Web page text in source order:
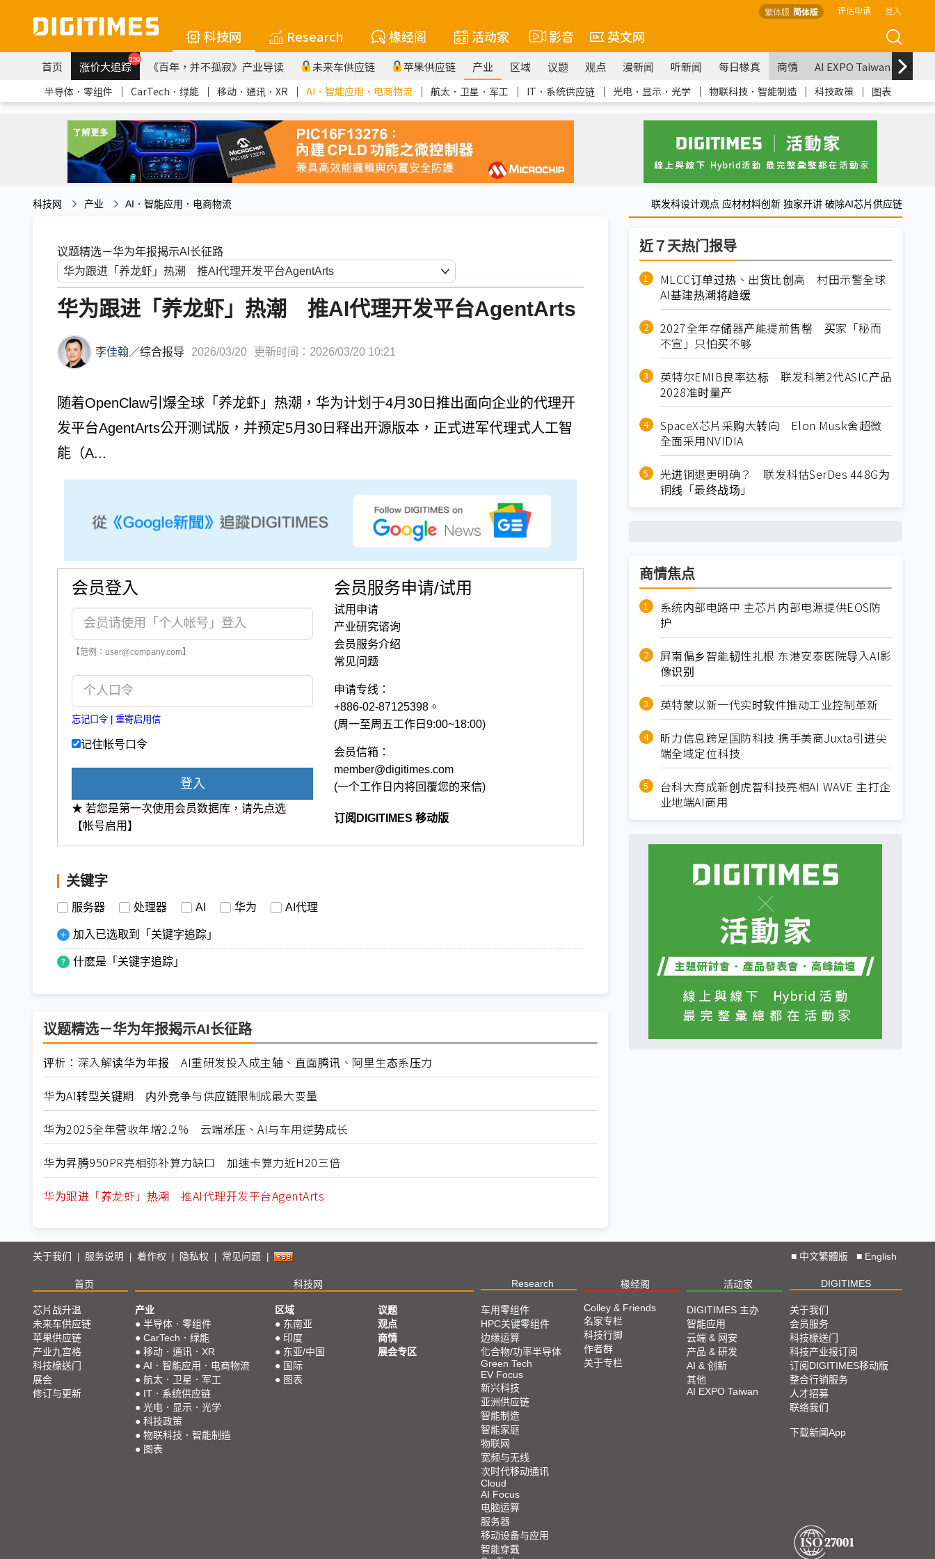
繁体版 简体版 评估申请 登入
科技网 Research 椽经阁 活动家 影音 英文网
首页 涨价大追踪259 《百年，并不孤寂》产业导读 未来车供应链 苹果供应链 产业 区域 议题 观点 漫新闻 听新闻 每日椽真 商情 AI EXPO Taiwan
半导体．零组件 ｜ CarTech．绿能 ｜ 移动．通讯．XR ｜ AI．智能应用．电商物流 ｜ 航太．卫星．军工 ｜ IT．系统供应链 ｜ 光电．显示．光学 ｜ 物联科技．智能制造 ｜ 科技政策 ｜ 图表
科技网 产业 AI．智能应用．电商物流 联发科设计观点 应材材料创新 独家开讲 破除AI芯片供应链
议题精选－华为年报揭示AI长征路
华为跟进「养龙虾」热潮 推AI代理开发平台AgentArts
李佳翰／综合报导 2026/03/20 更新时间：2026/03/20 10:21
随着OpenClaw引爆全球「养龙虾」热潮，华为计划于4月30日推出面向企业的代理开
发平台AgentArts公开测试版，并预定5月30日释出开源版本，正式进军代理式人工智
能（A...
会员登入
【范例：user@company.com】
忘记口令 重寄启用信
记住帐号口令
登入
★ 若您是第一次使用会员数据库，请先点选
【帐号启用】
会员服务申请/试用
试用申请
产业研究谘询
会员服务介绍
常见问题
申请专线：
+886-02-87125398。
(周一至周五工作日9:00~18:00)
会员信箱：
member@digitimes.com
(一个工作日内将回覆您的来信)
订阅DIGITIMES 移动版
关键字
服务器 处理器 AI 华为 AI代理
加入已选取到「关键字追踪」
什麽是「关键字追踪」
议题精选－华为年报揭示AI长征路
评析：深入解读华为年报 AI重研发投入成主轴、直面腾讯、阿里生态系压力
华为AI转型关键期 内外竞争与供应链限制成最大变量
华为2025全年营收年增2.2% 云端承压、AI与车用逆势成长
华为昇腾950PR亮相弥补算力缺口 加速卡算力近H20三倍
华为跟进「养龙虾」热潮 推AI代理开发平台AgentArts
近７天热门报导
MLCC订单过热、出货比创高 村田示警全球
AI基建热潮将趋缓
2027全年存储器产能提前售罄 买家「秘而
不宣」只怕买不够
英特尔EMIB良率达标 联发科第2代ASIC产品
2028准时量产
SpaceX芯片采购大转向 Elon Musk舍超微
全面采用NVIDIA
光进铜退更明确？ 联发科估SerDes 448G为
铜线「最终战场」
商情焦点
系统内部电路中 主芯片内部电源提供EOS防
护
屏南偏乡智能韧性扎根 东港安泰医院导入AI影
像识别
英特蒙以新一代实时软件推动工业控制革新
昕力信息跨足国防科技 携手美商Juxta引进尖
端全域定位科技
台科大育成新创虎智科技亮相AI WAVE 主打企
业地端AI商用
关于我们 服务说明 着作权 隐私权 常见问题 ■ 中文繁體版 ■ English
首页 科技网 Research 椽经阁 活动家 DIGITIMES
芯片战升温
未来车供应链
苹果供应链
产业九宫格
科技椽送门
展会
修订与更新
产业
● 半导体．零组件
● CarTech．绿能
● 移动．通讯．XR
● AI．智能应用．电商物流
● 航太．卫星．军工
● IT．系统供应链
● 光电．显示．光学
● 科技政策
● 物联科技．智能制造
● 图表
区域
● 东南亚
● 印度
● 东亚/中国
● 国际
● 图表
议题
观点
商情
展会专区
车用零组件
HPC关键零组件
边缘运算
化合物/功率半导体
Green Tech
EV Focus
新兴科技
亚洲供应链
智能制造
智能家庭
物联网
宽频与无线
次时代移动通讯
Cloud
AI Focus
电脑运算
服务器
移动设备与应用
智能穿戴
Colley & Friends
名家专栏
科技行脚
作者群
关于专栏
DIGITIMES 主办
智能应用
云端 & 网安
产品 & 研发
AI & 创新
其他
AI EXPO Taiwan
关于我们
会员服务
科技椽送门
科技产业报订阅
订阅DIGITIMES移动版
整合行销服务
人才招募
联络我们
下载新闻App